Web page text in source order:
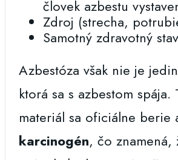
človek azbestu
Zdroj (strecha,
Samotný zdravotný
Azbestóza však nie je
ktorá sa s azbestom spája.
materiál sa oficiálne berie
karcinogén, čo znamená,